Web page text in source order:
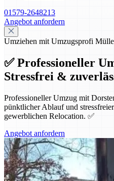
01579-2648213
Angebot anfordern
Umziehen mit Umzugsprofi
✅ Professioneller
Stressfrei &
Professioneller Umzug mit
pünktlicher Ablauf und
gewerblichen Relocation. ✅
Angebot anfordern